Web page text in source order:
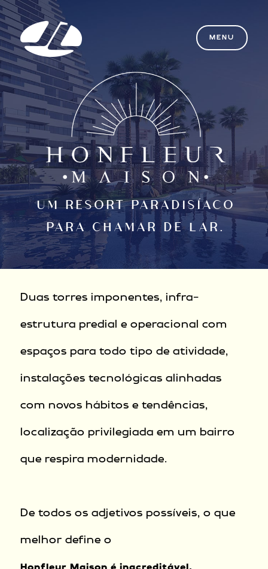
MENU
UM RESORT PARADISÍACO
PARA CHAMAR DE LAR.
Duas torres imponentes, infra-
estrutura predial e operacional com
espaços para todo tipo de atividade,
instalações tecnológicas alinhadas
com novos hábitos e tendências,
localização privilegiada em um bairro
que respira modernidade.
De todos os adjetivos possíveis, o que
melhor define o